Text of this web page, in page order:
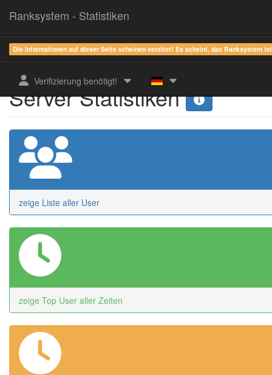
Ranksystem - Statistiken
Die Informationen auf dieser Seite scheinen veraltet! Es scheint, das Ranksystem
Verifizierung benötigt!
Server Statistiken
zeige Liste aller User
zeige Top User aller Zeiten